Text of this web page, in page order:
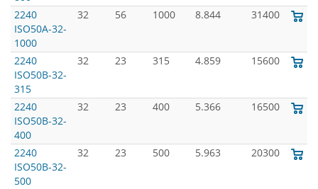
2240
ISO50A-32-
1000
32 56 1000 8.844 31400
2240
ISO50B-32-
315
32 23 315 4.859 15600
2240
ISO50B-32-
400
32 23 400 5.366 16500
2240
ISO50B-32-
500
32 23 500 5.963 20300